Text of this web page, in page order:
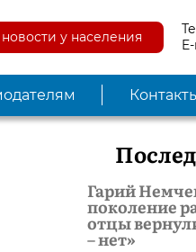
у населения
Гарий
поколение
отцы
– нет»